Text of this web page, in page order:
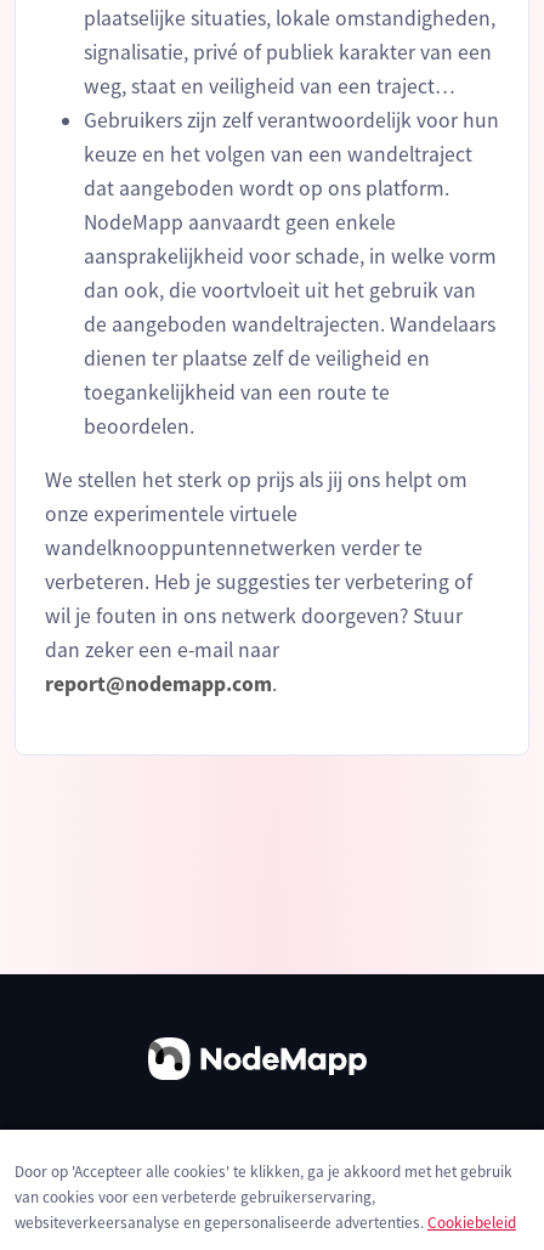
plaatselijke situaties, lokale omstandigheden,
signalisatie, privé of publiek karakter van een
weg, staat en veiligheid van een traject…
Gebruikers zijn zelf verantwoordelijk voor hun
keuze en het volgen van een wandeltraject
dat aangeboden wordt op ons platform.
NodeMapp aanvaardt geen enkele
aansprakelijkheid voor schade, in welke vorm
dan ook, die voortvloeit uit het gebruik van
de aangeboden wandeltrajecten. Wandelaars
dienen ter plaatse zelf de veiligheid en
toegankelijkheid van een route te
beoordelen.
We stellen het sterk op prijs als jij ons helpt om
onze experimentele virtuele
wandelknooppuntennetwerken verder te
verbeteren. Heb je suggesties ter verbetering of
wil je fouten in ons netwerk doorgeven? Stuur
dan zeker een e-mail naar
report@nodemapp.com.
Privacybeleid Cookies
Door op 'Accepteer alle cookies' te klikken, ga je akkoord met het gebruik
van cookies voor een verbeterde gebruikerservaring,
websiteverkeersanalyse en gepersonaliseerde advertenties.Cookiebeleid